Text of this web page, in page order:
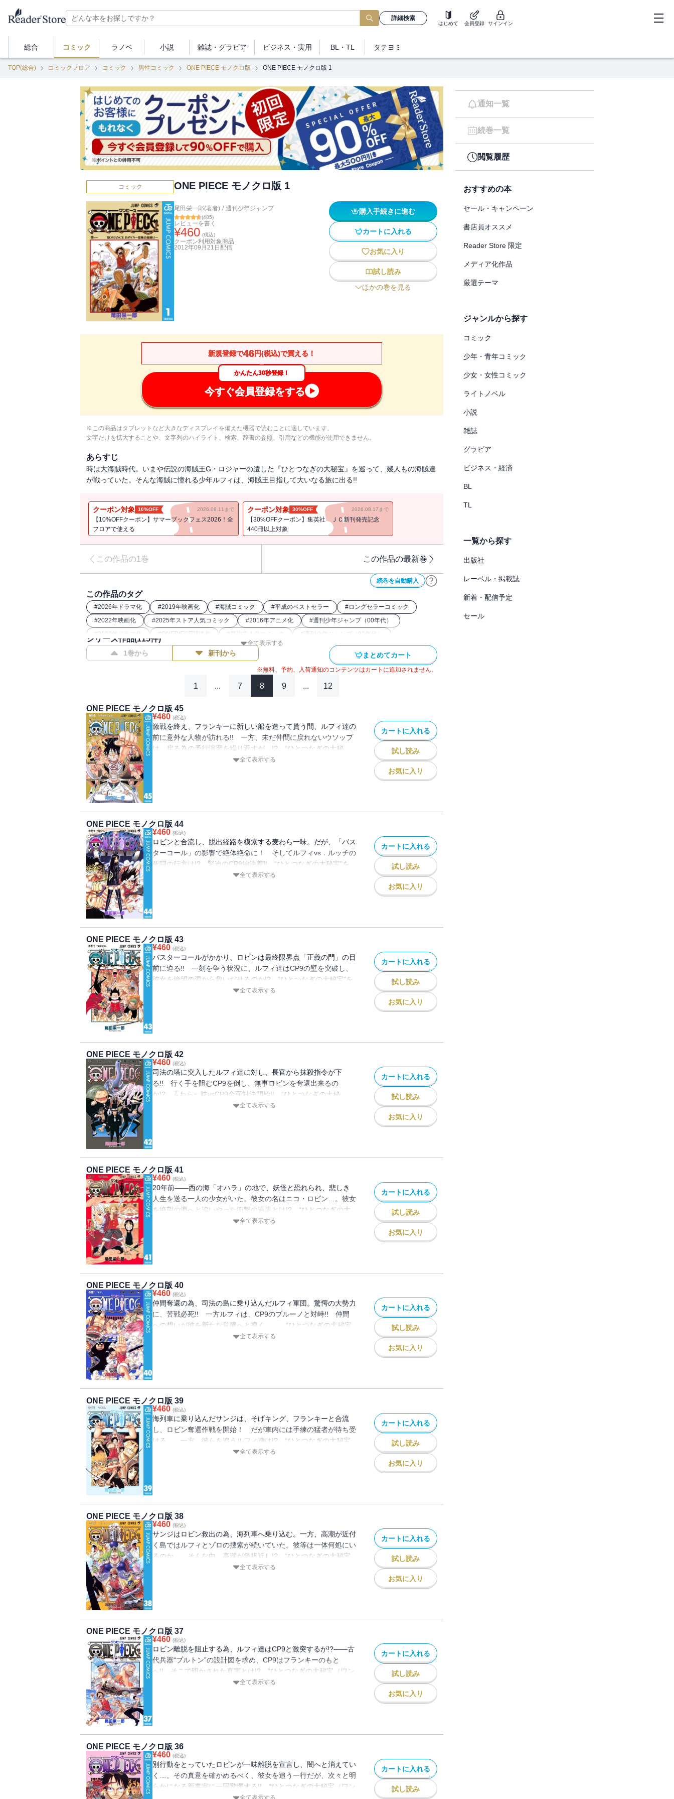
詳細検索
はじめて 会員登録 サインイン
総合 コミック ラノベ 小説 雑誌・ グラビア ビジネス ・実用 BL・TL タテヨミ
TOP(総合) コミックフロア コミック 男性コミック ONE PIECE モノクロ版 ONE PIECE モノクロ版 1
コミック ONE PIECE モノクロ版 1
尾田栄一郎(著者) / 週刊少年ジャンプ
(485)
レビューを書く
¥460 (税込)
クーポン利用対象商品
2012年09月21日 配信
購入手続きに進む
カートに入れる
お気に入り
試し読み
ほかの巻を見る
新規登録で46円(税込)で買える！
かんたん30秒登録！
今すぐ会員登録をする
※この商品はタブレットなど大きなディスプレイを備えた機器で読むことに適しています。
文字だけを拡大することや、文字列のハイライト、検索、辞書の参照、引用などの機能が使用できません。
あらすじ
時は大海賊時代。いまや伝説の海賊王G・ロジャーの遺した『ひとつなぎの大秘宝』を巡って、幾人もの海賊達
が戦っていた。そんな海賊に憧れる少年ルフィは、海賊王目指して大いなる旅に出る!!
クーポン対象 10%OFF 2026.08.11まで
【10%OFFクーポン】サマーブックフェス2026！全
フロアで使える
クーポン対象 30%OFF 2026.08.17まで
【30%OFFクーポン】集英社 ＪＣ新刊発売記念
440冊以上対象
この作品の1巻 この作品の最新巻
続巻を自動購入
この作品のタグ
#2026年ドラマ化 #2019年映画化 #海賊コミック #平成のベストセラー #ロングセラーコミック
#2022年映画化 #2025年ストア人気コミック #2016年アニメ化 #週刊少年ジャンプ（00年代）
#2023年ドラマ化 # ONEPIECE関連作 # 最強主人公コミック #週刊少年ジャンプ（90年代）
#26年春ドラマ・映画化
全て表示する
シリーズ作品(115件)
1巻から 新刊から まとめてカート
※無料、予約、入荷通知のコンテンツはカートに追加されません。
1 ... 7 8 9 ... 12
ONE PIECE モノクロ版 45
¥460 (税込)
激戦を終え、フランキーに新しい船を造って貰う間、ルフィ達の
前に意外な人物が訪れる!! 一方、未だ仲間に戻れないウソップ
は、戻る為の予行演習を繰り返すが…!? “ひとつなぎの大秘
宝”を巡る海洋冒険ロマン!! 全て表示する
カートに入れる
試し読み
お気に入り
ONE PIECE モノクロ版 44
¥460 (税込)
ロビンと合流し、脱出経路を模索する麦わら一味。だが、「バス
ターコール」の影響で絶体絶命に！ そしてルフィvs．ルッチの
死闘の行方は!? 緊迫のCP9編決着!! “ひとつなぎの大秘宝”を
全て表示する
カートに入れる
試し読み
お気に入り
ONE PIECE モノクロ版 43
¥460 (税込)
バスターコールがかかり、ロビンは最終限界点「正義の門」の目
前に迫る!! 一刻を争う状況に、ルフィ達はCP9の壁を突破し、
彼女を絶望の淵から救いだせるのか!? “ひとつなぎの大秘宝”を
全て表示する
カートに入れる
試し読み
お気に入り
ONE PIECE モノクロ版 42
¥460 (税込)
司法の塔に突入したルフィ達に対し、長官から抹殺指令が下
る!! 行く手を阻むCP9を倒し、無事ロビンを奪還出来るの
か!? 麦わら一味vsCP9全面対決開始!! “ひとつなぎの大秘
宝”を巡る海洋冒険ロマン!! 全て表示する
カートに入れる
試し読み
お気に入り
ONE PIECE モノクロ版 41
¥460 (税込)
20年前――西の海「オハラ」の地で、妖怪と恐れられ、悲しき
人生を送る一人の少女がいた。彼女の名はニコ・ロビン…。彼女
を絶望の淵へと追いやった衝撃の過去とは!? “ひとつなぎの大
秘宝”を巡る海洋冒険ロマン!!全て表示する
カートに入れる
試し読み
お気に入り
ONE PIECE モノクロ版 40
¥460 (税込)
仲間奪還の為、司法の島に乗り込んだルフィ軍団。驚愕の大勢力
に、苦戦必死!! 一方ルフィは、CP9のブルーノと対峙!! 仲間
への想いが彼を新たな覚醒へと導く……。“ひとつなぎの大秘宝
（ワンピース）”を巡る海洋冒険ロマン!!
全て表示する
カートに入れる
試し読み
お気に入り
ONE PIECE モノクロ版 39
¥460 (税込)
海列車に乗り込んだサンジは、そげキング、フランキーと合流
し、ロビン奪還作戦を開始！ だが車内には手練の猛者が待ち受
ける…。一方、彼らを追うルフィ達は!? “ひとつなぎの大秘宝
（ワンピース）”を巡る海洋冒険ロマン!!
全て表示する
カートに入れる
試し読み
お気に入り
ONE PIECE モノクロ版 38
¥460 (税込)
サンジはロビン救出の為、海列車へ乗り込む。一方、高潮が近付
く島ではルフィとゾロの捜索が続いていた。彼等は一体何処にい
るのか…。そんな中、高潮が急接近し!? “ひとつなぎの大秘宝
（ワンピース）”を巡る海洋冒険ロマン!!
全て表示する
カートに入れる
試し読み
お気に入り
ONE PIECE モノクロ版 37
¥460 (税込)
ロビン離脱を阻止する為、ルフィ達はCP9と激突するが!?――古
代兵器“プルトン”の設計図を求め、CP9はフランキーのもと
へ!! そこで明かされた真実とは!? “ひとつなぎの大秘宝（ワン
ピース）”を巡る海洋冒険ロマン!!全て表示する
カートに入れる
試し読み
お気に入り
ONE PIECE モノクロ版 36
¥460 (税込)
別行動をとっていたロビンが一味離脱を宣言し、闇へと消えてい
く…。その真意を確かめるべく、彼女を追う一行だが、次々と明
らかになる新事実に一同驚愕する!! “ひとつなぎの大秘宝（ワン
カートに入れる
試し読み
通知一覧
続巻一覧
閲覧履歴
おすすめの本
セール・キャンペーン
書店員オススメ
Reader Store 限定
メディア化作品
厳選テーマ
ジャンルから探す
コミック
少年・青年コミック
少女・女性コミック
ライトノベル
小説
雑誌
グラビア
ビジネス・経済
BL
TL
一覧から探す
出版社
レーベル・掲載誌
新着・配信予定
セール